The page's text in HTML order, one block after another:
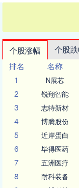
个股涨幅 个股
排名
名称
1
N展芯
2 锐翔智能
3 志特新材
4 博腾股份
5 近岸蛋白
6 毕得医药
7 五洲医疗
8 耐科装备